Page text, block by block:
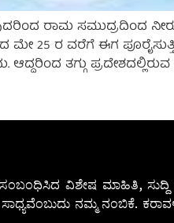
ಸಮುದ್ರದಿಂದ ನೀರು
ಮೇ 25 ರ ವರೆಗೆ ಈಗ
ತಗ್ಗು
ಸಂಬಂಧಿಸಿದ ವಿಶೇಷ ಮಾಹಿತಿ,
ನಮ್ಮ ನಂಬಿಕೆ.